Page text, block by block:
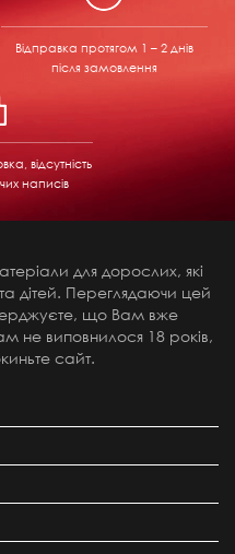
Відправка протягом 1 – 2 днів
після замовлення
відсутність
написів
для дорослих, які
та дітей. Переглядаючи цей
що Вам вже
не виповнилося 18 років,
сайт.